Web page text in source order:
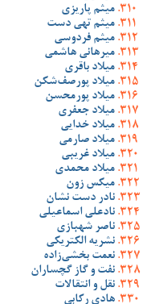
میثم پاریزی
میثم تهی دست
میثم فردوسی
میرهانی هاشمی
میلاد باقری
میلاد پورصف‌شکن
میلاد پورمحسن
میلاد جعفری
میلاد خدایی
میلاد صارمی
میلاد غریبی
میلاد محمدی
میکس زون
نادر دست نشان
نادعلی اسماعیلی
ناصر شهبازی
نشریه الکتریکی
نعمت بخشی‌زاده
نفت و گاز گچساران
نقل و انتقالات
هادی رکابی